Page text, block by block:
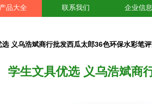
产品大全 联系我们 企业信息
义乌浩斌商行批发西瓜太郎36色环保水彩笔评
学生文具优选 义乌浩斌商